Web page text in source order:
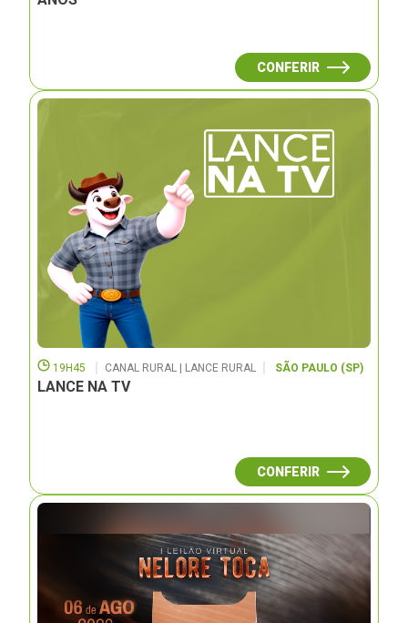
CONFERIR
19H45 CANAL RURAL | LANCE RURAL SÃO PAULO (SP)
LANCE NA TV
CONFERIR